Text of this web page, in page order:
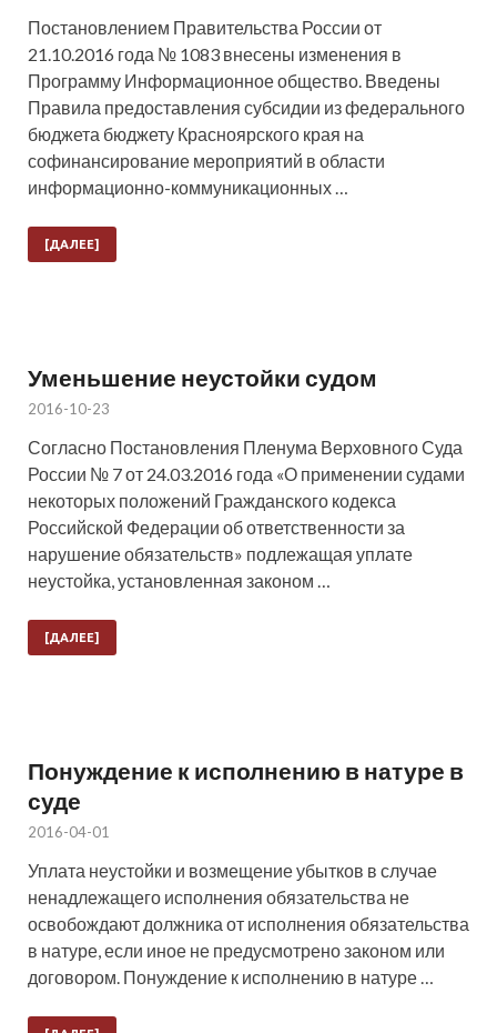
Постановлением Правительства России от
21.10.2016 года № 1083 внесены изменения в
Программу Информационное общество. Введены
Правила предоставления субсидии из федерального
бюджета бюджету Красноярского края на
софинансирование мероприятий в области
информационно-коммуникационных …
[ДАЛЕЕ]
Уменьшение неустойки судом
2016-10-23
Согласно Постановления Пленума Верховного Суда
России № 7 от 24.03.2016 года «О применении судами
некоторых положений Гражданского кодекса
Российской Федерации об ответственности за
нарушение обязательств» подлежащая уплате
неустойка, установленная законом …
[ДАЛЕЕ]
Понуждение к исполнению в натуре в
суде
2016-04-01
Уплата неустойки и возмещение убытков в случае
ненадлежащего исполнения обязательства не
освобождают должника от исполнения обязательства
в натуре, если иное не предусмотрено законом или
договором. Понуждение к исполнению в натуре …